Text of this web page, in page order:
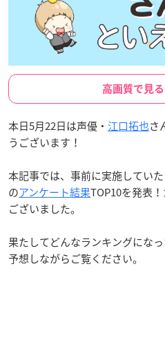
高画質で見
本日5月22日は声優・ 江口拓也さ
うございます！
本記事では、事前に実施してい
のアンケート結果TOP10を発表
ございました。
果たしてどんなランキングにな
予想しながらご覧ください。